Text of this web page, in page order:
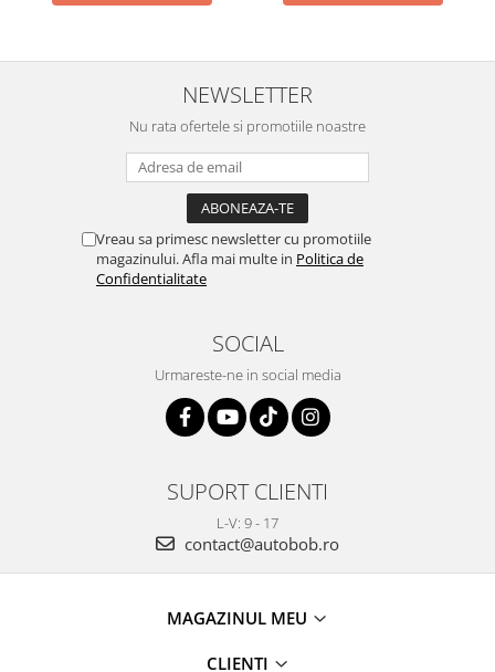
NEWSLETTER
Nu rata ofertele si promotiile noastre
Vreau sa primesc newsletter cu promotiile
magazinului. Afla mai multe in Politica de
Confidentialitate
SOCIAL
Urmareste-ne in social media
SUPORT CLIENTI
L-V: 9 - 17
contact@autobob.ro
MAGAZINUL MEU
CLIENTI